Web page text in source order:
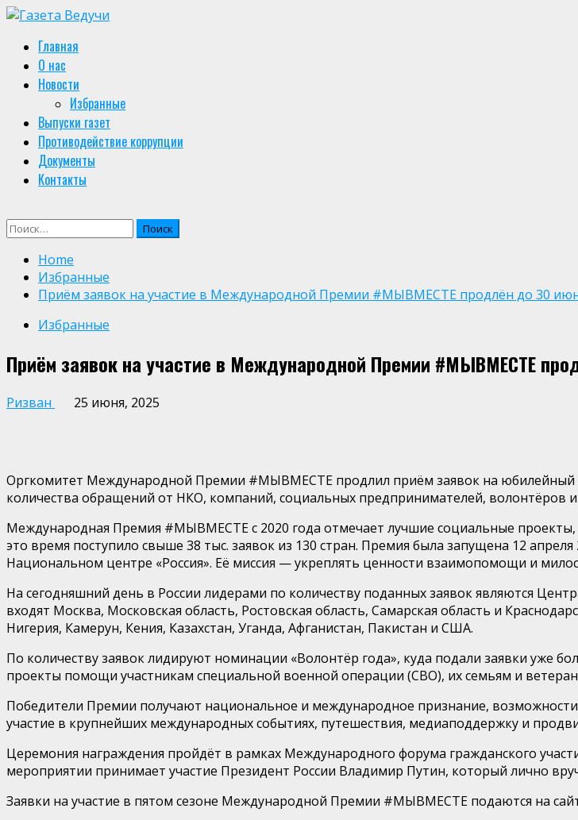
Skip
content
Primary
Menu
Главная
О нас
Новости
Избранные
Выпуски газет
Противодействие коррупции
Документы
Контакты
Найти:
Home
Избранные
Приём заявок на участие в Международной Премии #МЫВМЕСТЕ продлён до 30
Избранные
Приём заявок на участие в Международной Премии #МЫВМЕСТЕ
Ризван 25 июня, 2025
Оргкомитет Международной Премии #МЫВМЕСТЕ продлил приём заявок на юбилейный
количества обращений от НКО, компаний, социальных предпринимателей, волонтёров и
Международная Премия #МЫВМЕСТЕ с 2020 года отмечает лучшие социальные
это время поступило свыше 38 тыс. заявок из 130 стран. Премия была запущена 12
Национальном центре «Россия». Её миссия — укреплять ценности взаимопомощи и
На сегодняшний день в России лидерами по количеству поданных заявок являются
входят Москва, Московская область, Ростовская область, Самарская область и
Нигерия, Камерун, Кения, Казахстан, Уганда, Афганистан, Пакистан и США.
По количеству заявок лидируют номинации «Волонтёр года», куда подали заявки уже
проекты помощи участникам специальной военной операции (СВО), их семьям и
Победители Премии получают национальное и международное признание,
участие в крупнейших международных событиях, путешествия, медиаподдержку и
Церемония награждения пройдёт в рамках Международного форума гражданского
мероприятии принимает участие Президент России Владимир Путин, который лично
Заявки на участие в пятом сезоне Международной Премии #МЫВМЕСТЕ подаются на